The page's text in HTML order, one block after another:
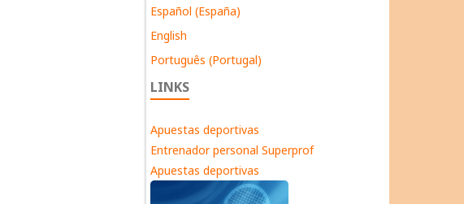
Español (España)
English
Português (Portugal)
LINKS
Apuestas deportivas
Entrenador personal Superprof
Apuestas deportivas